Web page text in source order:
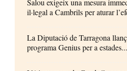
Salou exigeix una mesura
il·legal a Cambrils per aturar
La Diputació de Tarragona
programa Genius per a estades...